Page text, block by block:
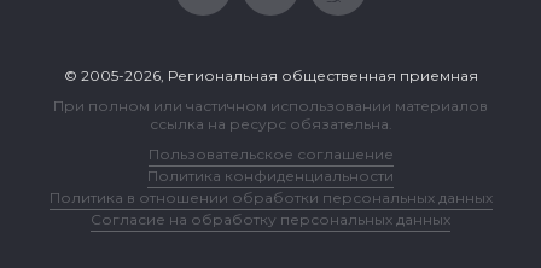
© 2005-2026, Региональная общественная приемная
При полном или частичном использовании материалов
ссылка на ресурс обязательна.
Пользовательское соглашение
Политика конфиденциальности
Политика в отношении обработки персональных данных
Согласие на обработку персональных данных